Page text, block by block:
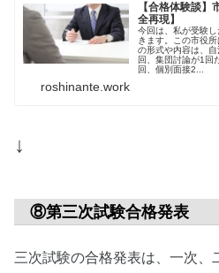
【合格体験談
全再現】
今回は、私が受験
きます。この市役
の形式や内容は、
回、集団討論が1回
回、個別面接2...
roshinante.work
↓
⑧第三次試験合格発表
三次試験の合格発表は、一次、